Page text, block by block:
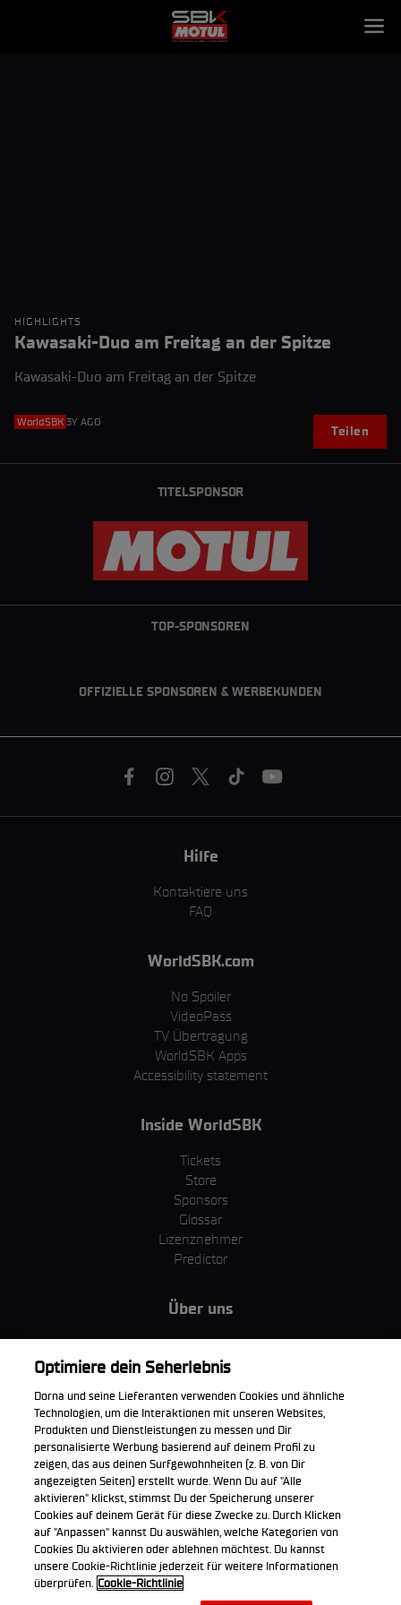
HIGHLIGHTS
Kawasaki-Duo am Freitag an der Spitze
Kawasaki-Duo am Freitag an der Spitze
WorldSBK 3Y AGO
Teilen
TITELSPONSOR
TOP-SPONSOREN
OFFIZIELLE SPONSOREN & WERBEKUNDEN
Hilfe
Kontaktiere uns
FAQ
WorldSBK.com
No Spoiler
VideoPass
TV Übertragung
WorldSBK Apps
Accessibility statement
Inside WorldSBK
Tickets
Store
Sponsors
Glossar
Lizenznehmer
Predictor
Über uns
MotoGP Group
Cookie Richtlinien
Unternehmen & ESG
Datenschutzerklärung
Kaufrichtlinie
Die offizielle WorldSBK App herunterladen
Optimiere dein Seherlebnis
Dorna und seine Lieferanten verwenden Cookies und ähnliche
Technologien, um die Interaktionen mit unseren Websites,
Produkten und Dienstleistungen zu messen und Dir
personalisierte Werbung basierend auf deinem Profil zu
zeigen, das aus deinen Surfgewohnheiten (z. B. von Dir
angezeigten Seiten) erstellt wurde. Wenn Du auf "Alle
aktivieren" klickst, stimmst Du der Speicherung unserer
Cookies auf deinem Gerät für diese Zwecke zu. Durch Klicken
auf "Anpassen" kannst Du auswählen, welche Kategorien von
Cookies Du aktivieren oder ablehnen möchtest. Du kannst
unsere Cookie-Richtlinie jederzeit für weitere Informationen
überprüfen. Cookie-Richtlinie